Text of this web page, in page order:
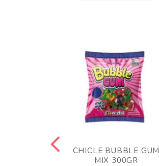
CHICLE BUBBLE GUM
MIX 300GR